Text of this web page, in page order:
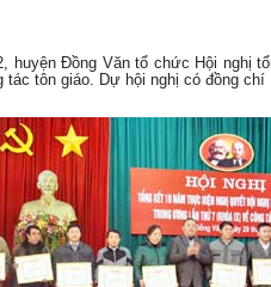
huyện Đồng Văn tổ chức Hội nghị
tác tôn giáo. Dự hội nghị có đồng